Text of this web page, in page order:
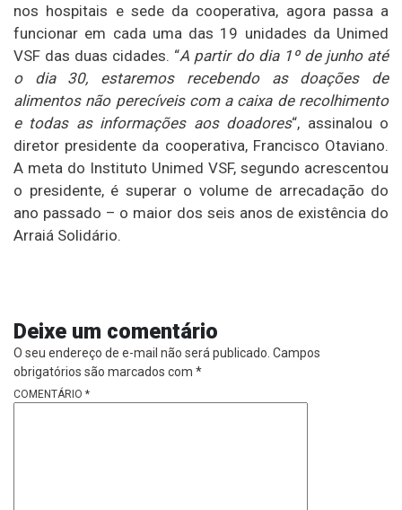
nos hospitais e sede da cooperativa, agora passa a
funcionar em cada uma das 19 unidades da Unimed
VSF das duas cidades. “A partir do dia 1º de junho até
o dia 30, estaremos recebendo as doações de
alimentos não perecíveis com a caixa de recolhimento
e todas as informações aos doadores“, assinalou o
diretor presidente da cooperativa, Francisco Otaviano.
A meta do Instituto Unimed VSF, segundo acrescentou
o presidente, é superar o volume de arrecadação do
ano passado – o maior dos seis anos de existência do
Arraiá Solidário.
Deixe um comentário
O seu endereço de e-mail não será publicado. Campos
obrigatórios são marcados com *
COMENTÁRIO *